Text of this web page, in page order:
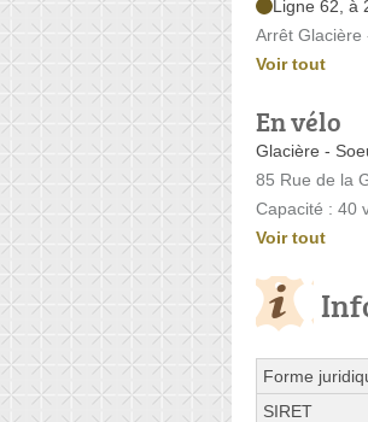
Ligne 62, à
Arrêt Glacière
Voir tout
En vélo
Glacière -
85 Rue de la
Capacité : 40
Voir tout
Forme
SIRET